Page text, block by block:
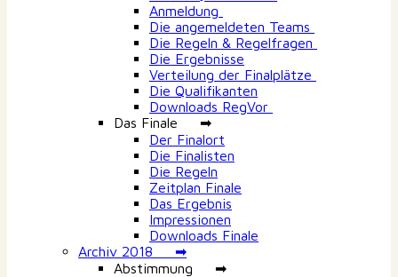
Anmeldung
Die angemeldeten Teams
Die Regeln & Regelfragen
Die Ergebnisse
Verteilung der Finalplätze
Die Qualifikanten
Downloads RegVor
Das Finale ➡
Der Finalort
Die Finalisten
Die Regeln
Zeitplan Finale
Das Ergebnis
Impressionen
Downloads Finale
Archiv 2018 ➡
Abstimmung ➡